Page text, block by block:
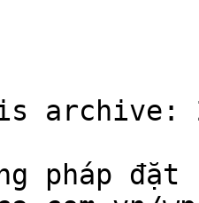
archive:
pháp đặt